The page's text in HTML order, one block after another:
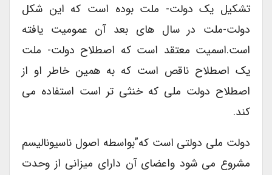
تشکیل یک دولت- ملت بوده است که این شکل
دولت-ملت در سال های بعد آن عمومیت یافته
است.اسمیت معتقد است که اصطلاح دولت- ملت
یک اصطلاح ناقص است که به همین خاطر او از
اصطلاح دولت ملی که خنثی تر است استفاده می
کند.
دولت ملی دولتی است که”بواسطه اصول ناسیونالیسم
مشروع می شود واعضای آن دارای میزانی از وحدت